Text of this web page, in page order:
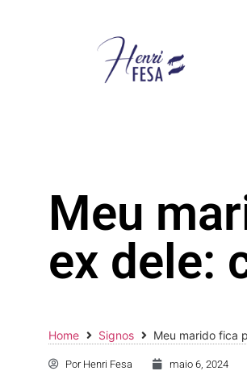
Meu
ex dele:
Home Signos Meu marido fica
PorHenri Fesa maio 6, 2024